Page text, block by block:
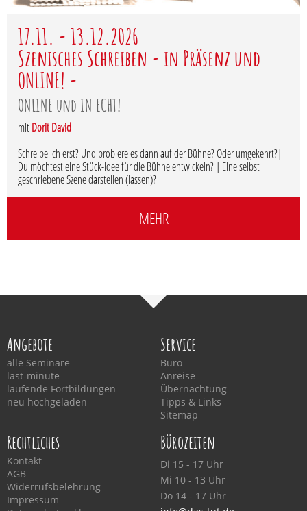
17.11. - 13.12.2026
Szenisches Schreiben - in Präsenz und
ONLINE! -
ONLINE und IN ECHT!
mitDorit David
Schreibe ich erst? Und probiere es dann auf der Bühne? Oder umgekehrt?|
Du möchtest eine Stück-Idee für die Bühne entwickeln? | Eine selbst
geschriebene Szene darstellen (lassen)?
MEHR
Angebote
alle Seminare
last-minute
laufende Fortbildungen
neu hochgeladen
Service
Büro
Anreise
Übernachtung
Tipps & Links
Sitemap
Rechtliches
Kontakt
AGB
Widerrufsbelehrung
Impressum
Bürozeiten
Di 15 - 17 Uhr
Mi 10 - 13 Uhr
Do 14 - 17 Uhr